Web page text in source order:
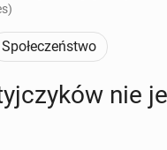
Społeczeństwo
nie